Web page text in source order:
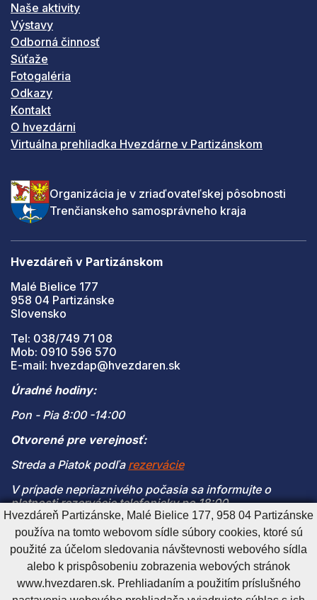
Naše aktivity
Výstavy
Odborná činnosť
Súťaže
Fotogaléria
Odkazy
Kontakt
O hvezdárni
Virtuálna prehliadka Hvezdárne v Partizánskom
Organizácia je v zriaďovateľskej pôsobnosti
Trenčianskeho samosprávneho kraja
Hvezdáreň v Partizánskom
Malé Bielice 177
958 04 Partizánske
Slovensko
Tel: 038/749 71 08
Mob: 0910 596 570
E-mail: hvezdap@hvezdaren.sk
Úradné hodiny:
Pon - Pia 8:00 -14:00
Otvorené pre verejnosť:
Streda a Piatok podľa rezervácie
V prípade nepriaznivého počasia sa informujte o
platnosti rezervácie telefonicky po 18:00
(V prípade naplnenia kapacity je vstup na pozorovanie
možný len s platnou rezerváciou)
Cookies nastavenieCookies - viac informáciíVyhlásenie o prístupnosti
Hvezdáreň Partizánske, Malé Bielice 177, 958 04 Partizánske
používa na tomto webovom sídle súbory cookies, ktoré sú
použité za účelom sledovania návštevnosti webového sídla
alebo k prispôsobeniu zobrazenia webových stránok
www.hvezdaren.sk. Prehliadaním a použitím príslušného